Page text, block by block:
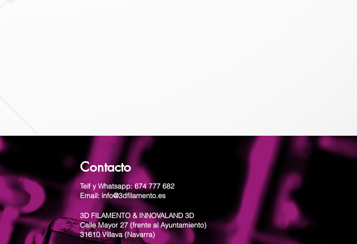
3D FILAMENTO & INNOVALAND 3D
Calle Mayor 27 (frente al Ayuntamiento)
31610 Villava (Navarra)
Telf y Whatsapp: 674 777 682
Email: info@3dfilamento.es
Contacto